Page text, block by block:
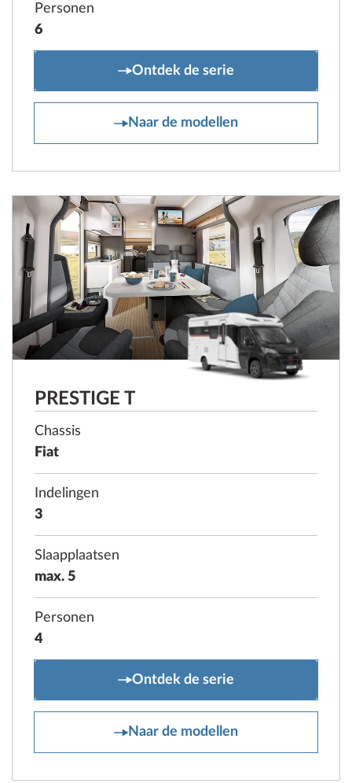
Personen
6
ONTOUR A
Ontdek de serie
Naar de modellen
ONTOUR A
PRESTIGE T
Chassis
Fiat
Indelingen
3
Slaapplaatsen
max. 5
Personen
4
PRESTIGE T
Ontdek de serie
Naar de modellen
PRESTIGE T